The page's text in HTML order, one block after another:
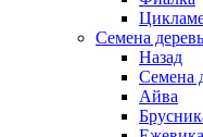
Семена
Назад
Семена
Айва